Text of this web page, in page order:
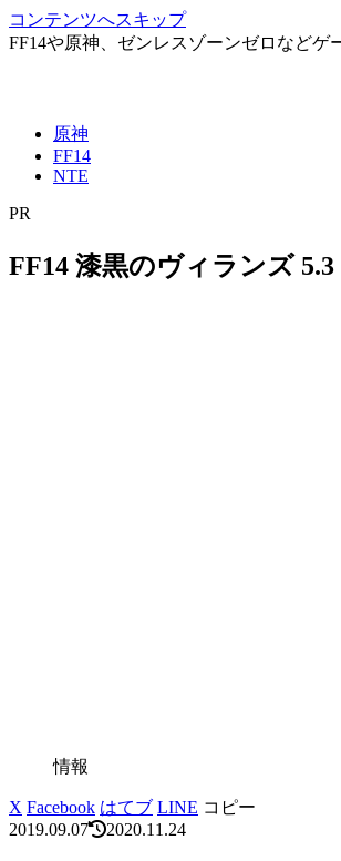
コンテンツへスキップ
FF14や原神、ゼンレスゾーンゼロなどゲ
原神
FF14
NTE
PR
FF14 漆黒のヴィランズ
情報
X Facebook はてブ LINE コピー
2019.09.07
2020.11.24